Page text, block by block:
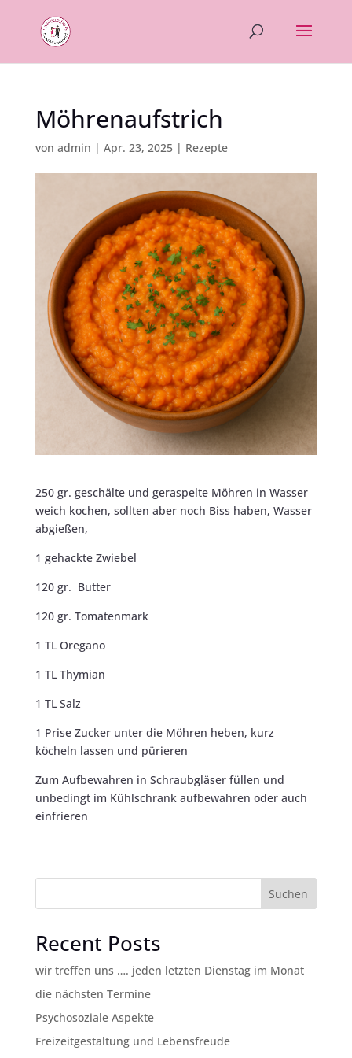
Möhrenaufstrich
von admin | Apr. 23, 2025| Rezepte
250 gr. geschälte und geraspelte Möhren in Wasser
weich kochen, sollten aber noch Biss haben, Wasser
abgießen,
1 gehackte Zwiebel
120 gr. Butter
120 gr. Tomatenmark
1 TL Oregano
1 TL Thymian
1 TL Salz
1 Prise Zucker unter die Möhren heben, kurz
köcheln lassen und pürieren
Zum Aufbewahren in Schraubgläser füllen und
unbedingt im Kühlschrank aufbewahren oder auch
einfrieren
Suchen
Recent Posts
wir treffen uns …. jeden letzten Dienstag im Monat
die nächsten Termine
Psychosoziale Aspekte
Freizeitgestaltung und Lebensfreude